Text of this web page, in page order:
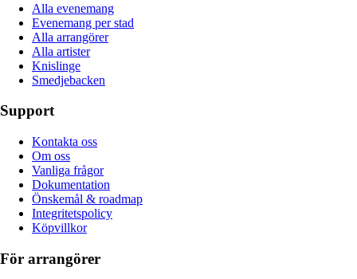
Alla evenemang
Evenemang per stad
Alla arrangörer
Alla artister
Knislinge
Smedjebacken
Support
Kontakta oss
Om oss
Vanliga frågor
Dokumentation
Önskemål & roadmap
Integritetspolicy
Köpvillkor
För arrangörer